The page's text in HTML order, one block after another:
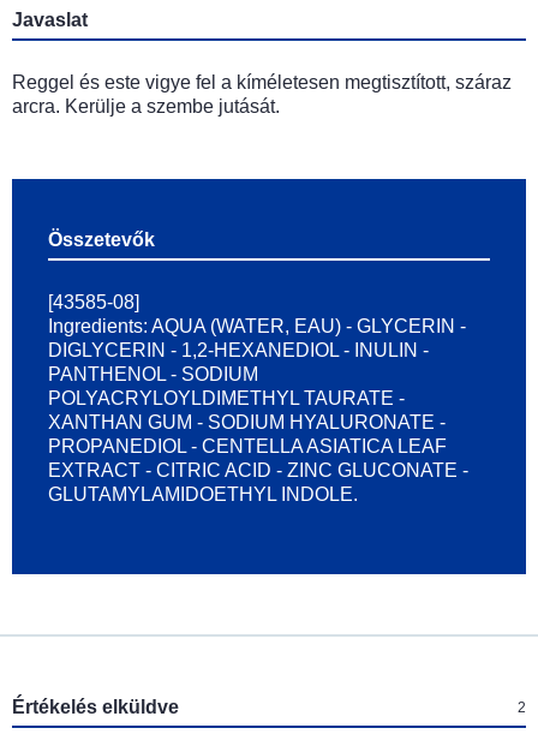
Javaslat
Reggel és este vigye fel a kíméletesen megtisztított, száraz
arcra. Kerülje a szembe jutását.
Összetevők
[43585-08]
Ingredients: AQUA (WATER, EAU) - GLYCERIN -
DIGLYCERIN - 1,2-HEXANEDIOL - INULIN -
PANTHENOL - SODIUM
POLYACRYLOYLDIMETHYL TAURATE -
XANTHAN GUM - SODIUM HYALURONATE -
PROPANEDIOL - CENTELLA ASIATICA LEAF
EXTRACT - CITRIC ACID - ZINC GLUCONATE -
GLUTAMYLAMIDOETHYL INDOLE.
Értékelés elküldve: 2